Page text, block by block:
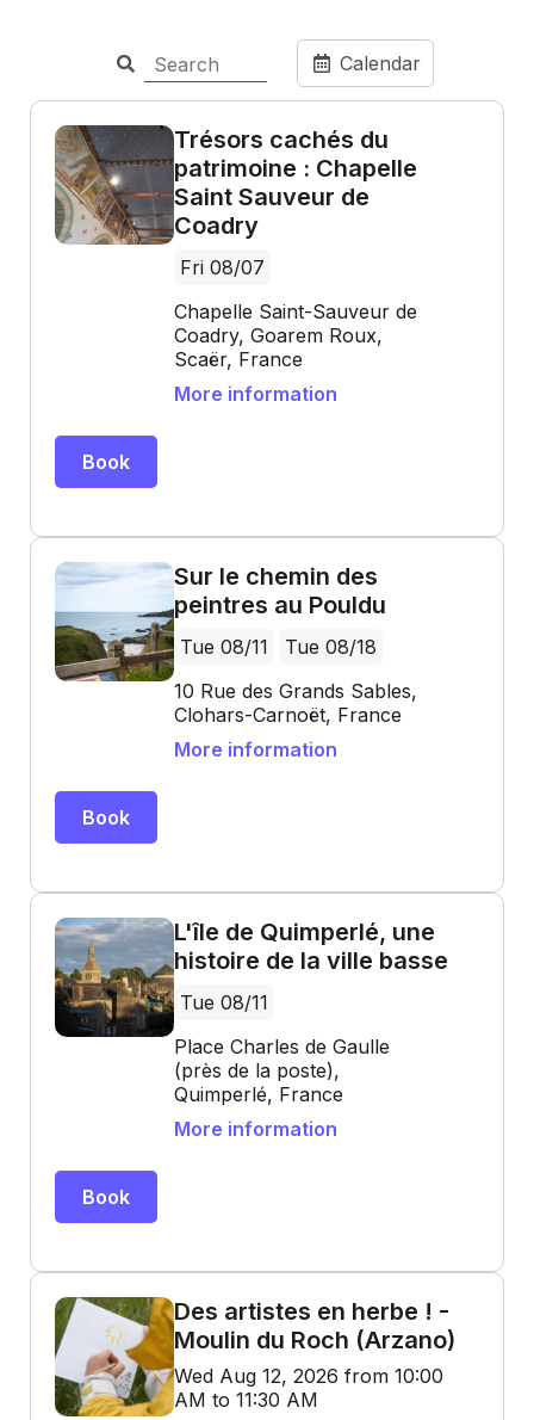
Calendar
Trésors cachés du
patrimoine : Chapelle
Saint Sauveur de
Coadry
Fri 08/07
Chapelle Saint-Sauveur de
Coadry, Goarem Roux,
Scaër, France
More information
Book
Sur le chemin des
peintres au Pouldu
Tue 08/11
Tue 08/18
10 Rue des Grands Sables,
Clohars-Carnoët, France
More information
Book
L'île de Quimperlé, une
histoire de la ville basse
Tue 08/11
Place Charles de Gaulle
(près de la poste),
Quimperlé, France
More information
Book
Des artistes en herbe ! -
Moulin du Roch (Arzano)
Wed Aug 12, 2026 from 10:00
AM to 11:30 AM